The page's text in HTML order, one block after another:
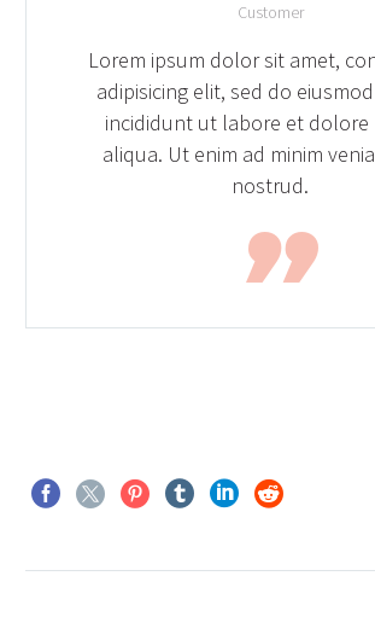
Customer
Lorem ipsum dolor sit amet,
adipisicing elit, sed do
incididunt ut labore et dolore
aliqua. Ut enim ad minim
nostrud.
